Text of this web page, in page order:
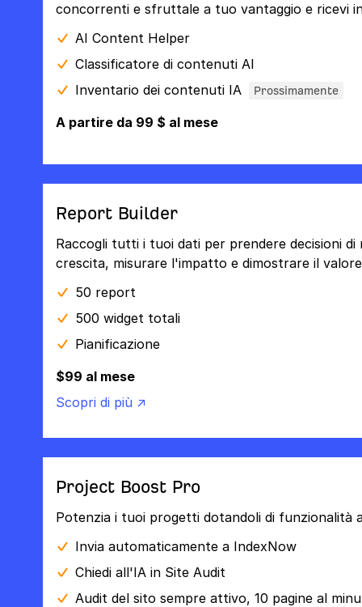
concorrenti e sfruttale a tuo vantaggio e ricevi
AI Content Helper
Classificatore di contenuti AI
Inventario dei contenuti IA
Prossimamente
A partire da 99 $ al mese
Report Builder
Raccogli tutti i tuoi dati per prendere decisioni
crescita, misurare l'impatto e dimostrare il
50 report
500 widget totali
Pianificazione
$99 al mese
Scopri di più ↗
Project Boost Pro
Potenzia i tuoi progetti dotandoli di funzionalità
Invia automaticamente a IndexNow
Chiedi all'IA in Site Audit
Audit del sito sempre attivo, 10 pagine al